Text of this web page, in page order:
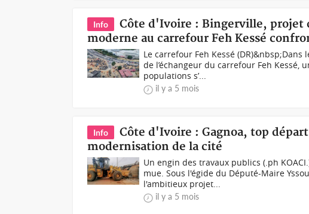
Info
Côte d'Ivoire : Bingerville, projet
moderne au carrefour Feh Kessé
Le carrefour Feh Kessé
de l’échangeur du carrefour Feh Kessé,
populations s’...
il y a 5 mois
Info
Côte d'Ivoire : Gagnoa, top
modernisation de la cité
Un engin des travaux publics (.ph
mue. Sous l'égide du Député-Maire
l'ambitieux projet...
il y a 5 mois